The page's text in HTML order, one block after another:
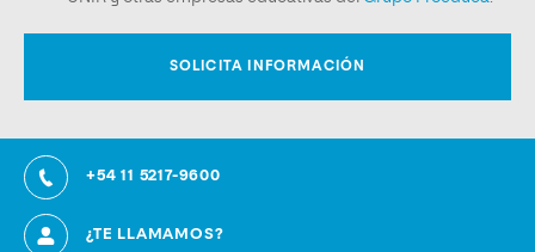
+54 11 5217-9600
¿TE LLAMAMOS?